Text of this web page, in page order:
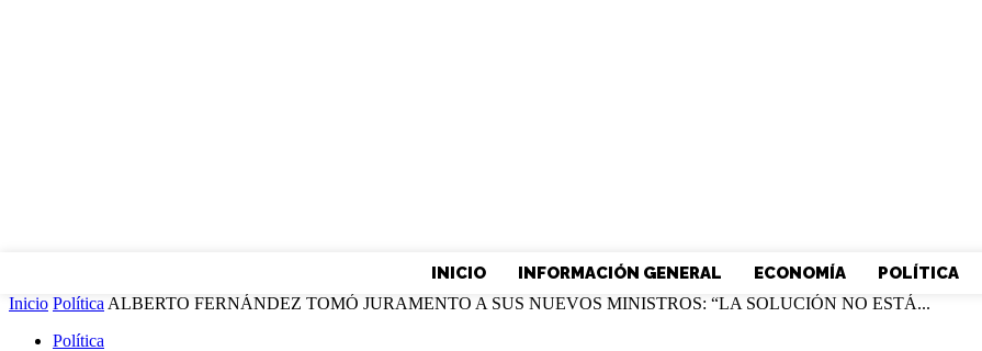
INICIO INFORMACIÓN GENERAL ECONOMÍA POLÍTICA
Inicio Política ALBERTO FERNÁNDEZ TOMÓ JURAMENTO A SUS NUEVOS MINISTROS: “LA SOLUCIÓN NO ESTÁ...
Política